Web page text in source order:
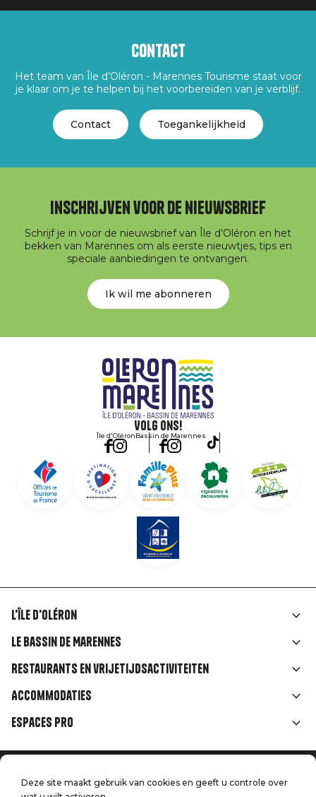
Contact
Het team van Île d’Oléron - Marennes Tourisme staat voor
je klaar om je te helpen bij het voorbereiden van je verblijf.
Contact Toegankelijkheid
Inschrijven voor de nieuwsbrief
Schrijf je in voor de nieuwsbrief van Île d’Oléron en het
bekken van Marennes om als eerste nieuwtjes, tips en
speciale aanbiedingen te ontvangen.
Ik wil me abonneren
Volg ons!
Île d'OléronBassin de Marennes
Liens
rubriques
L'île d'Oléron
Le Bassin de Marennes
Restaurants en vrijetijdsactiviteiten
Accommodaties
Espaces Pro
Menu
Juridische informatie
Deze site maakt gebruik van cookies en geeft u controle over